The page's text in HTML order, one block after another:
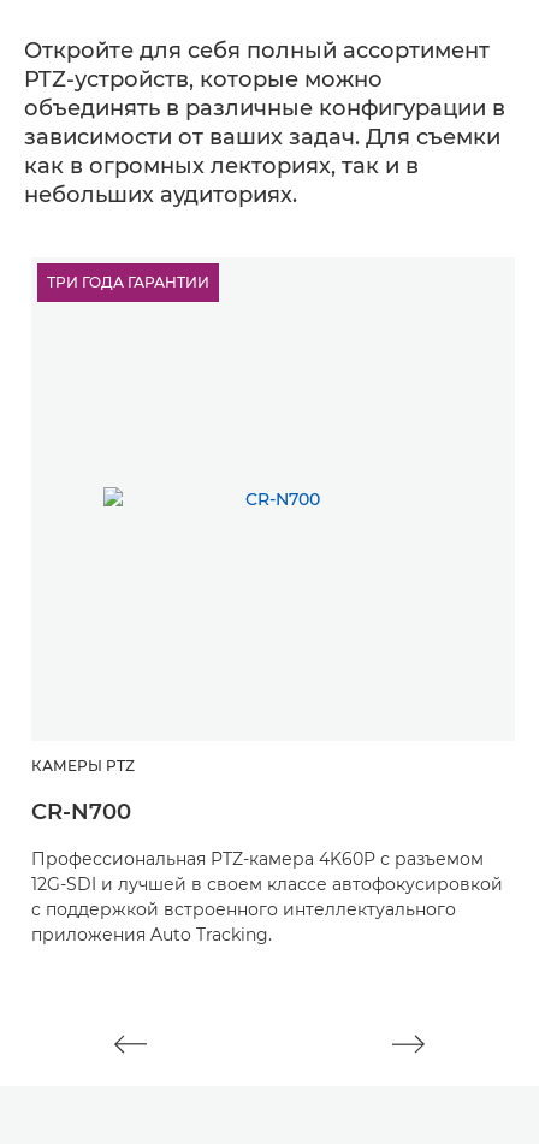
Откройте для себя полный ассортимент
PTZ-устройств, которые можно
объединять в различные конфигурации в
зависимости от ваших задач. Для съемки
как в огромных лекториях, так и в
небольших аудиториях.
ТРИ ГОДА ГАРАНТИИ
КАМЕРЫ PTZ
CR-N700
Профессиональная PTZ-камера 4K60P с разъемом
12G-SDI и лучшей в своем классе автофокусировкой
с поддержкой встроенного интеллектуального
приложения Auto Tracking.